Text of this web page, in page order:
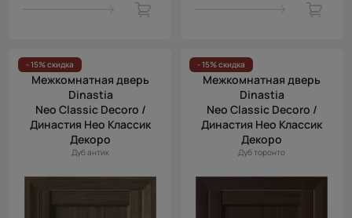
- 15% скидка
Межкомнатная дверь
Dinastia
Neo Classic Decoro /
Династия Нео Классик
Декоро
Дуб антик
- 15% скидка
Межкомнатная дверь
Dinastia
Neo Classic Decoro /
Династия Нео Классик
Декоро
Дуб торонто